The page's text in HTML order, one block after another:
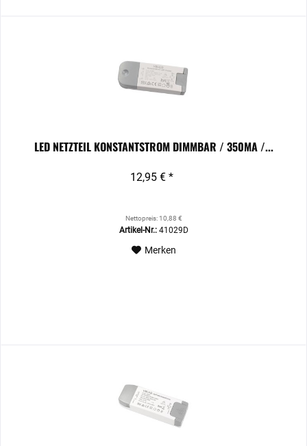
LED NETZTEIL KONSTANTSTROM DIMMBAR / 350MA /...
12,95 € *
Nettopreis: 10,88 €
Artikel-Nr.:41029D
Merken